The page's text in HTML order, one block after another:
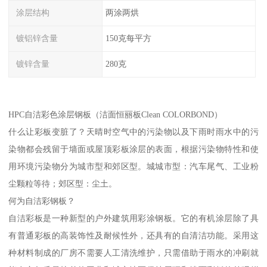
涂层结构 两涂两烘
镀铝锌含量 150克每平方
镀锌含量 280克
HPC自洁彩色涂层钢板（洁面恒丽板Clean COLORBOND）
什么让彩板变脏了？天晴时空气中的污染物以及下雨时雨水中的污
染物都会残留于墙面或屋顶彩板涂层的表面，根据污染物特性和使
用环境污染物分为城市型和郊区型。城城市型：汽车尾气、工业粉
尘颗粒等待；郊区型：尘土。
何为自洁彩钢板？
自洁彩板是一种新型的户外建筑用彩涂钢板。它的有机涂层除了具
有普通彩板的高装饰性及耐候性外，还具有的自清洁功能。采用这
种材料制成的厂房不需要人工清洗维护，只需借助于雨水的冲刷就